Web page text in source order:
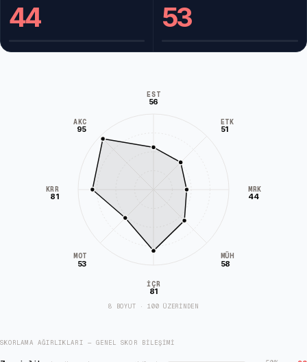
44 53
EST
56
ETK
51
MRK
44
MÜH
58
İÇR
81
MOT
53
KRR
81
AKC
95
8 BOYUT · 100 ÜZERİNDEN
SKORLAMA AĞIRLIKLARI — GENEL SKOR BILEŞIMI